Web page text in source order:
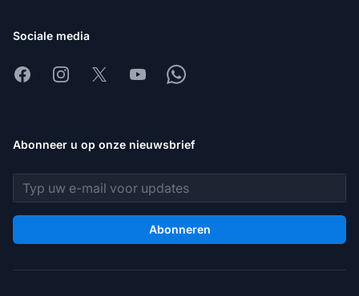
Sociale media
FacebookInstagram
X YoutubeWhatsapp
Abonneer u op onze nieuwsbrief
E-mailadres
Abonneren